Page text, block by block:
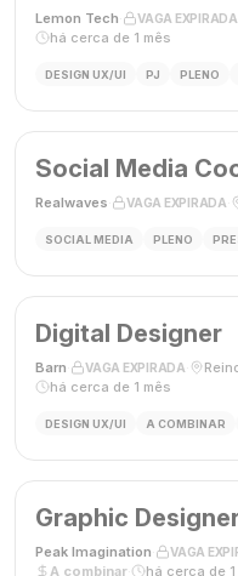
Lemon Tech VAGA EXPIRADA
há cerca de 1 mês
DESIGN UX/UI PJ PLENO
Realwaves VAGA EXPIRADA
SOCIAL MEDIA PLENO
Digital Designer
Barn VAGA EXPIRADA
há cerca de 1 mês
DESIGN UX/UI A COMBINAR
Graphic
Peak Imagination VAGA
A combinar
há cerca de 1